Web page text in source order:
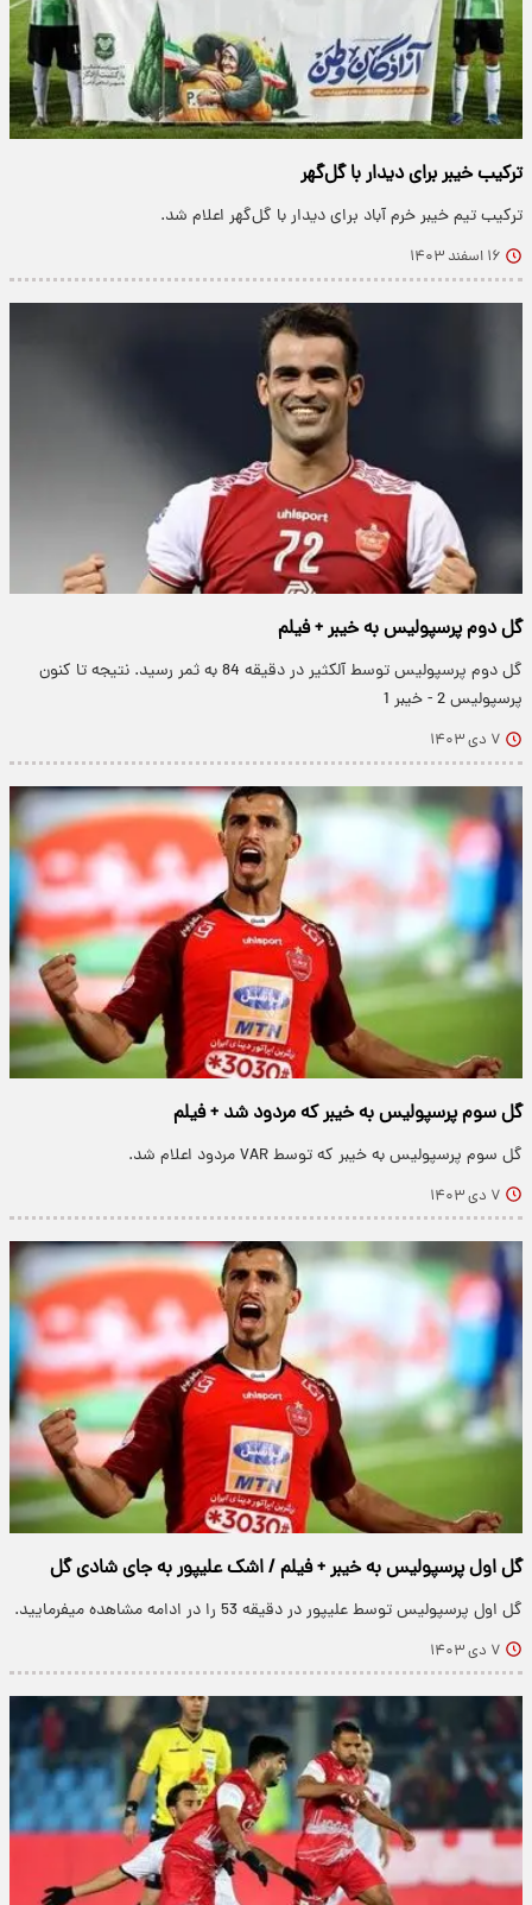
ترکیب خیبر برای دیدار با گل‌گهر
ترکیب تیم خیبر خرم آباد برای دیدار با گل‌گهر اعلام شد.
۱۶ اسفند ۱۴۰۳
گل دوم پرسپولیس به خیبر + فیلم
گل دوم پرسپولیس توسط آلکثیر در دقیقه 84 به ثمر رسید. نتیجه تا کنون
پرسپولیس 2 - خیبر 1
۷ دی ۱۴۰۳
گل سوم پرسپولیس به خیبر که مردود شد + فیلم
گل سوم پرسپولیس به خیبر که توسط VAR مردود اعلام شد.
۷ دی ۱۴۰۳
گل اول پرسپولیس به خیبر + فیلم / اشک علیپور به جای شادی گل
گل اول پرسپولیس توسط علیپور در دقیقه 53 را در ادامه مشاهده میفرمایید.
۷ دی ۱۴۰۳